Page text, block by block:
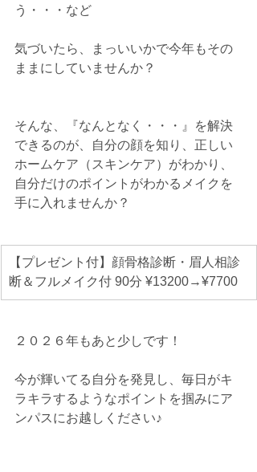
う・・・など
気づいたら、まっいいかで今年もその
ままにしていませんか？
そんな、『なんとなく・・・』を解決
できるのが、自分の顔を知り、正しい
ホームケア（スキンケア）がわかり、
自分だけのポイントがわかるメイクを
手に入れませんか？
【プレゼント付】顔骨格診断・眉人相診
断＆フルメイク付 90分 ¥13200→¥7700
２０２６年もあと少しです！
今が輝いてる自分を発見し、毎日がキ
ラキラするようなポイントを掴みにア
ンパスにお越しください♪